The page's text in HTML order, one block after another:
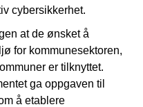
cybersikkerhet.
at de ønsket å
for kommunesektoren,
er tilknyttet.
ga oppgaven til
å etablere